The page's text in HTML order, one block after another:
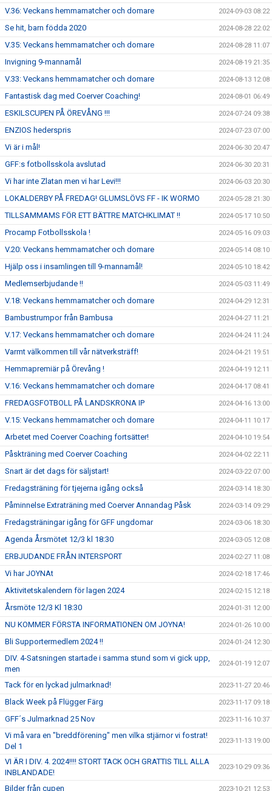
V.36: Veckans hemmamatcher och domare 2024-09-03 08:22
Se hit, barn födda 2020 2024-08-28 22:02
V.35: Veckans hemmamatcher och domare 2024-08-28 11:07
Invigning 9-mannamål 2024-08-19 21:35
V.33: Veckans hemmamatcher och domare 2024-08-13 12:08
Fantastisk dag med Coerver Coaching! 2024-08-01 06:49
ESKILSCUPEN PÅ ÖREVÅNG !!! 2024-07-24 09:38
ENZIOS hederspris 2024-07-23 07:00
Vi är i mål! 2024-06-30 20:47
GFF:s fotbollsskola avslutad 2024-06-30 20:31
Vi har inte Zlatan men vi har Levi!!! 2024-06-03 20:30
LOKALDERBY PÅ FREDAG! GLUMSLÖVS FF - IK WORMO 2024-05-28 21:30
TILLSAMMAMS FÖR ETT BÄTTRE MATCHKLIMAT !! 2024-05-17 10:50
Procamp Fotbollsskola ! 2024-05-16 09:03
V.20: Veckans hemmamatcher och domare 2024-05-14 08:10
Hjälp oss i insamlingen till 9-mannamål! 2024-05-10 18:42
Medlemserbjudande !! 2024-05-03 11:49
V.18: Veckans hemmamatcher och domare 2024-04-29 12:31
Bambustrumpor från Bambusa 2024-04-27 11:21
V.17: Veckans hemmamatcher och domare 2024-04-24 11:24
Varmt välkommen till vår nätverksträff! 2024-04-21 19:51
Hemmapremiär på Örevång ! 2024-04-19 12:11
V.16: Veckans hemmamatcher och domare 2024-04-17 08:41
FREDAGSFOTBOLL PÅ LANDSKRONA IP 2024-04-16 13:00
V.15: Veckans hemmamatcher och domare 2024-04-11 10:17
Arbetet med Coerver Coaching fortsätter! 2024-04-10 19:54
Påskträning med Coerver Coaching 2024-04-02 22:11
Snart är det dags för säljstart! 2024-03-22 07:00
Fredagsträning för tjejerna igång också 2024-03-14 18:30
Påminnelse Extraträning med Coerver Annandag Påsk 2024-03-14 09:29
Fredagsträningar igång för GFF ungdomar 2024-03-06 18:30
Agenda Årsmötet 12/3 kl 18:30 2024-03-05 12:08
ERBJUDANDE FRÅN INTERSPORT 2024-02-27 11:08
Vi har JOYNAt 2024-02-18 17:46
Aktivitetskalendern för lagen 2024 2024-02-15 12:18
Årsmöte 12/3 Kl 18:30 2024-01-31 12:00
NU KOMMER FÖRSTA INFORMATIONEN OM JOYNA! 2024-01-26 10:00
Bli Supportermedlem 2024 !! 2024-01-24 12:30
DIV. 4-Satsningen startade i samma stund som vi gick upp,
men
2024-01-19 12:07
Tack för en lyckad julmarknad! 2023-11-27 20:46
Black Week på Flügger Färg 2023-11-17 09:18
GFF´s Julmarknad 25 Nov 2023-11-16 10:37
Vi må vara en "breddförening" men vilka stjärnor vi fostrat!
Del 1
2023-11-13 19:00
VI ÄR I DIV. 4. 2024!!!! STORT TACK OCH GRATTIS TILL ALLA
INBLANDADE!
2023-10-29 09:36
Bilder från cupen 2023-10-21 12:53